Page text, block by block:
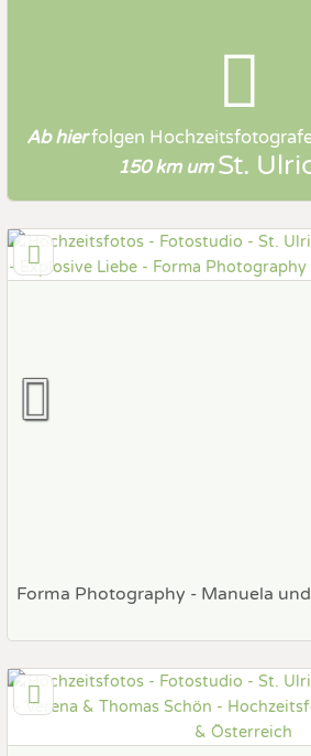
Ab hierfolgen
150 km um St.
Forma Photography - Manuela
6134 Vomp, Tirol, Österreich
Prewedding